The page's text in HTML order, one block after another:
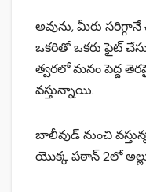
అవును, మీరు
ఒకరితో ఒకరు ఫైట్
త్వరలో మనం పెద్ద తెరపై
వస్తున్నాయి.
బాలీవుడ్ నుంచి
యొక్క పఠాన్ 2లో